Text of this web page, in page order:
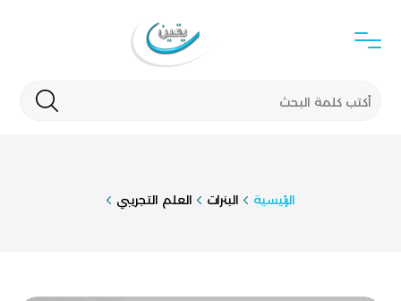
الرئيسية البنرات العلم التجريبي